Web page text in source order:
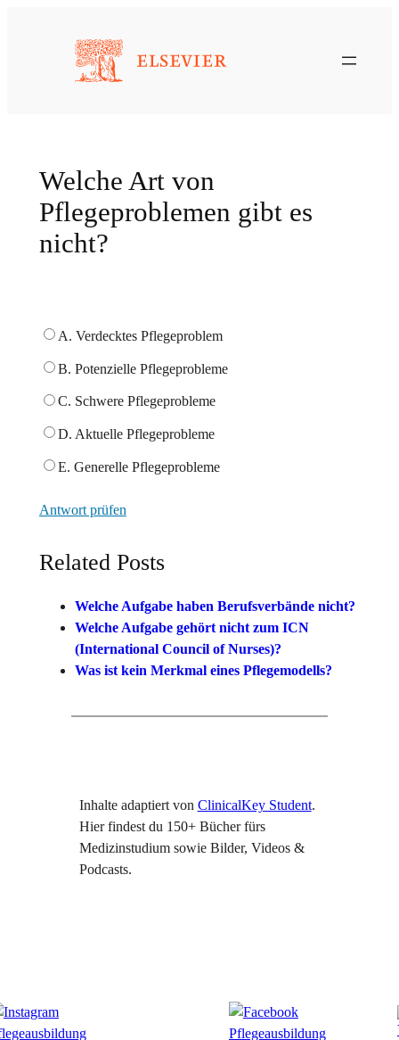
Welche Art von
Pflegeproblemen gibt es
nicht?
A. Verdecktes Pflegeproblem
B. Potenzielle Pflegeprobleme
C. Schwere Pflegeprobleme
D. Aktuelle Pflegeprobleme
E. Generelle Pflegeprobleme
Antwort prüfen
Related Posts
Welche Aufgabe haben Berufsverbände nicht?
Welche Aufgabe gehört nicht zum ICN
(International Council of Nurses)?
Was ist kein Merkmal eines Pflegemodells?
Inhalte adaptiert von ClinicalKey Student.
Hier findest du 150+ Bücher fürs
Medizinstudium sowie Bilder, Videos &
Podcasts.